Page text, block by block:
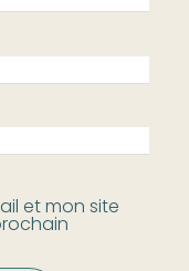
et mon site